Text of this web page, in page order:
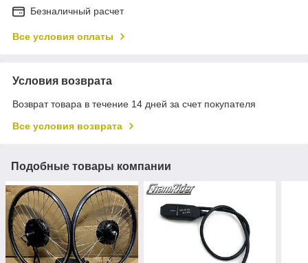
Безналичный расчет
Все условия оплаты
Условия возврата
Возврат товара в течение 14 дней за счет покупателя
Все условия возврата
Подобные товары компании